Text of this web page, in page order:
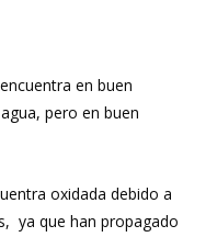
en buen
pero en buen
oxidada debido a
ya que han propagado